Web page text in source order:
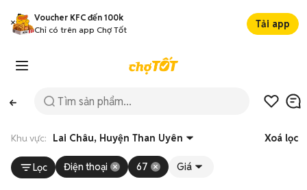
Voucher KFC đến 100k
Chỉ có trên app Chợ Tốt
Tải app
Khu vực: Lai Châu, Huyện Than Uyên Xoá lọc
Lọc Điện thoại 67 Giá